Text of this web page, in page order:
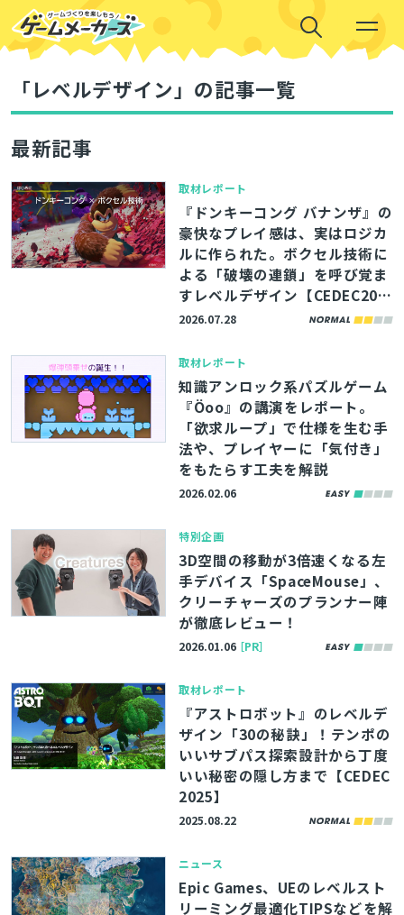
「レベルデザイン」の記事一覧
最新記事
取材レポート
『ドンキーコング バナンザ』の
豪快なプレイ感は、実はロジカ
ルに作られた。ボクセル技術に
よる「破壊の連鎖」を呼び覚ま
すレベルデザイン【CEDEC202
6】
2026.07.28
取材レポート
知識アンロック系パズルゲーム
『Öoo』の講演をレポート。
「欲求ループ」で仕様を生む手
法や、プレイヤーに「気付き」
をもたらす工夫を解説
2026.02.06
特別企画
3D空間の移動が3倍速くなる左
手デバイス「SpaceMouse」、
クリーチャーズのプランナー陣
が徹底レビュー！
2026.01.06［PR］
取材レポート
『アストロボット』のレベルデ
ザイン「30の秘訣」！テンポの
いいサブパス探索設計から丁度
いい秘密の隠し方まで【CEDEC
2025】
2025.08.22
ニュース
Epic Games、UEのレベルスト
リーミング最適化TIPSなどを解